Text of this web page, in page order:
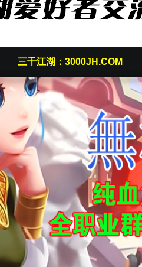
三千江湖：3000JH.COM